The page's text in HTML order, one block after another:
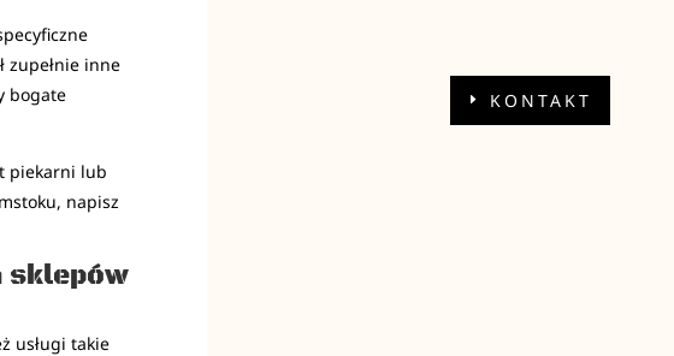
zupełnie inne
bogate
piekarni lub
napisz
sklepów
usługi takie
KONTAKT